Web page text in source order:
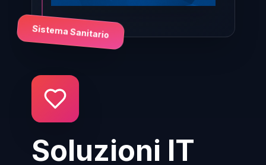
Soluzioni IT
Sistema Sanitario